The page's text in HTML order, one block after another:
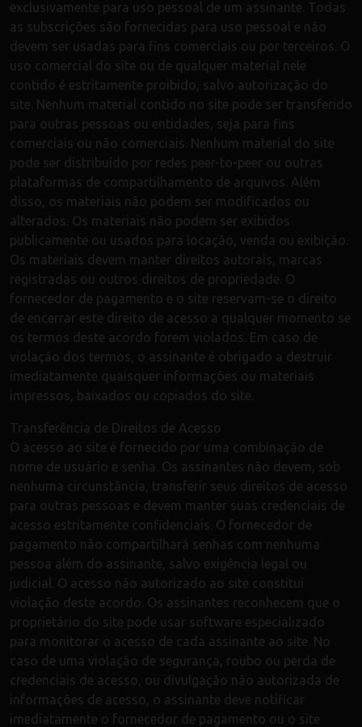
exclusivamente para uso pessoal de um assinante. Todas
as subscrições são fornecidas para uso pessoal e não
devem ser usadas para fins comerciais ou por terceiros. O
uso comercial do site ou de qualquer material nele
contido é estritamente proibido, salvo autorização do
site. Nenhum material contido no site pode ser transferido
para outras pessoas ou entidades, seja para fins
comerciais ou não comerciais. Nenhum material do site
pode ser distribuído por redes peer-to-peer ou outras
plataformas de compartilhamento de arquivos. Além
disso, os materiais não podem ser modificados ou
alterados. Os materiais não podem ser exibidos
publicamente ou usados para locação, venda ou exibição.
Os materiais devem manter direitos autorais, marcas
registradas ou outros direitos de propriedade. O
fornecedor de pagamento e o site reservam-se o direito
de encerrar este direito de acesso a qualquer momento se
os termos deste acordo forem violados. Em caso de
violação dos termos, o assinante é obrigado a destruir
imediatamente quaisquer informações ou materiais
impressos, baixados ou copiados do site.
Transferência de Direitos de Acesso
O acesso ao site é fornecido por uma combinação de
nome de usuário e senha. Os assinantes não devem, sob
nenhuma circunstância, transferir seus direitos de acesso
para outras pessoas e devem manter suas credenciais de
acesso estritamente confidenciais. O fornecedor de
pagamento não compartilhará senhas com nenhuma
pessoa além do assinante, salvo exigência legal ou
judicial. O acesso não autorizado ao site constitui
violação deste acordo. Os assinantes reconhecem que o
proprietário do site pode usar software especializado
para monitorar o acesso de cada assinante ao site. No
caso de uma violação de segurança, roubo ou perda de
credenciais de acesso, ou divulgação não autorizada de
informações de acesso, o assinante deve notificar
imediatamente o fornecedor de pagamento ou o site